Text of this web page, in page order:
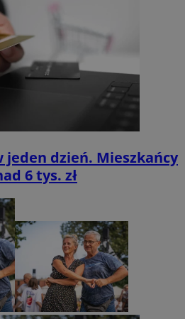
jeden dzień. Mieszkańcy
6 tys. zł